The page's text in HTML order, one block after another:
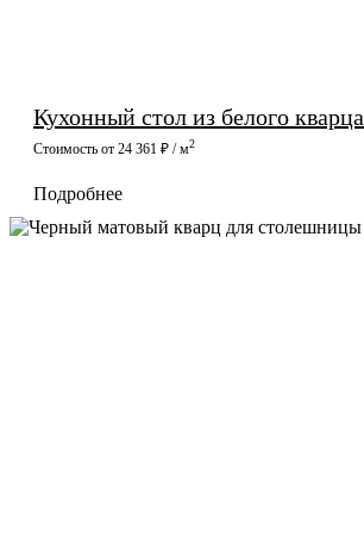
Кухонный стол из белого кварца
Стоимость от 24 361 ₽ / м2
Подробнее